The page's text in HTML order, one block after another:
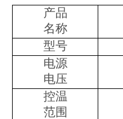
产品
名称
型号
电源
电压
控温
范围